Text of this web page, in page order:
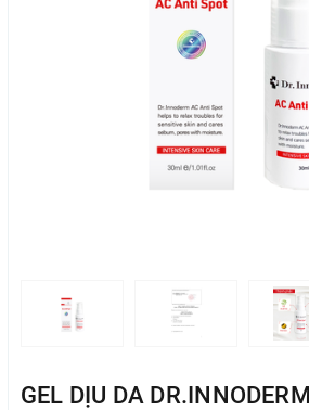
GEL DỊU DA